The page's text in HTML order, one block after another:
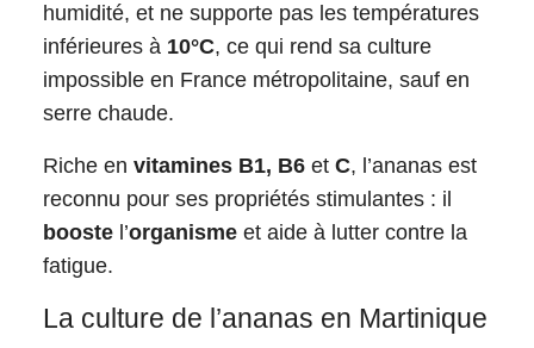
humidité, et ne supporte pas les températures
inférieures à 10°C, ce qui rend sa culture
impossible en France métropolitaine, sauf en
serre chaude.
Riche en vitamines B1, B6 et C, l’ananas est
reconnu pour ses propriétés stimulantes : il
booste l’organisme et aide à lutter contre la
fatigue.
La culture de l’ananas en Martinique